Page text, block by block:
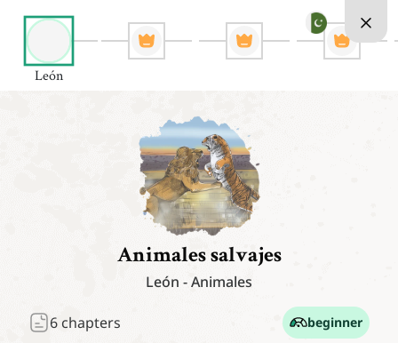
León
Animales salvajes
León -Animales
6 chapters beginner